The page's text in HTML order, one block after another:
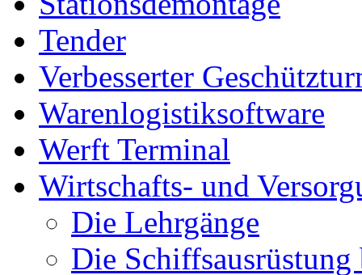
Tender
Verbesserter
Warenlogistiksoftware
Werft Terminal
Wirtschafts- und
Die Lehrgänge
Die Schiffsausrüstung